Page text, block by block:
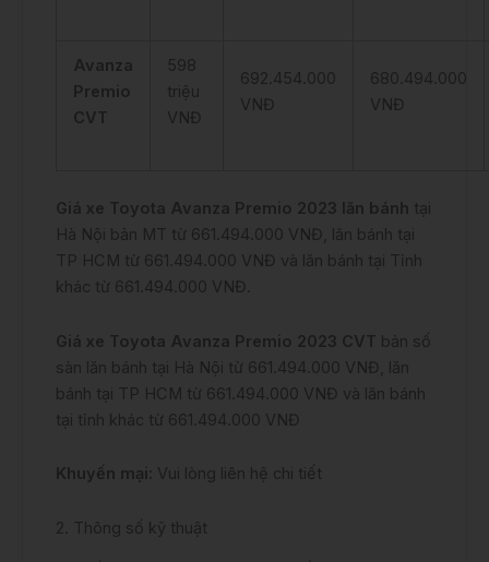
Avanza
Premio
CVT
598
triệu
VNĐ
692.454.000
VNĐ
680.494.000
VNĐ
Giá xe Toyota Avanza Premio 2023 lăn bánh tại
Hà Nội bản MT từ 661.494.000 VNĐ, lăn bánh tại
TP HCM từ 661.494.000 VNĐ và lăn bánh tại Tỉnh
khác từ 661.494.000 VNĐ.
Giá xe Toyota Avanza Premio 2023 CVT bản số
sàn lăn bánh tại Hà Nội từ 661.494.000 VNĐ, lăn
bánh tại TP HCM từ 661.494.000 VNĐ và lăn bánh
tại tỉnh khác từ 661.494.000 VNĐ
Khuyến mại: Vui lòng liên hệ chi tiết
2. Thông số kỹ thuật